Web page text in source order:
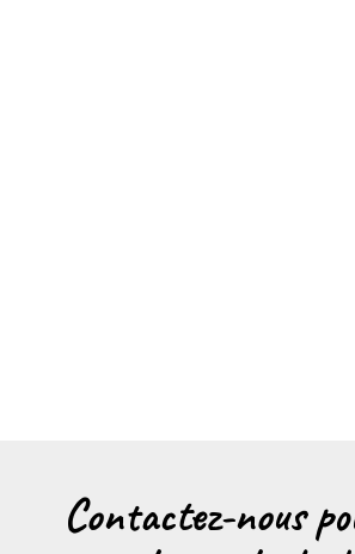
Contactez-nous